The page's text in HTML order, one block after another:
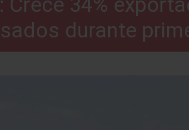
durante